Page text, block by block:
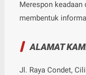
Merespon
membentuk
ALAMAT
Jl. Raya Condet,